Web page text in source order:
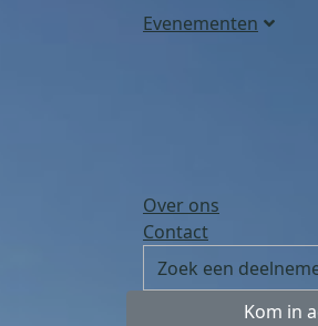
Evenementen
Over ons
Contact
Kom in